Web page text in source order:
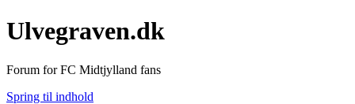
Ulvegraven.dk
Forum for FC Midtjylland fans
Spring til indhold